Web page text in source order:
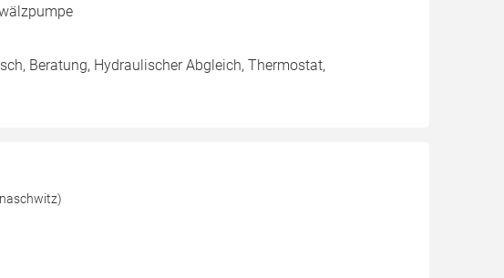
Beratung, Hydraulischer Abgleich, Thermostat,